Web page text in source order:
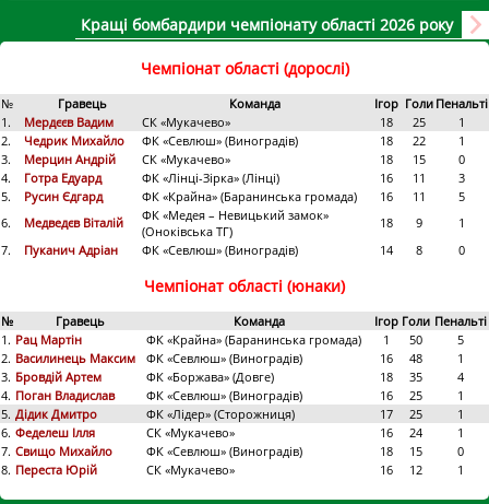
Кращі бомбардири чемпіонату області 2026 року
Чемпіонат області (дорослі)
№ Гравець Команда Ігор Голи Пенальті
1.
Мердєєв Вадим СК «Мукачево» 18 25
1
2.
Чедрик Михайло ФК «Севлюш» (Виноградів) 18 22
1
3.
Мерцин Андрій СК «Мукачево» 18 15
0
4.
Готра Едуард ФК «Лінці-Зірка» (Лінці) 16 11
3
5.
Русин Єдгард ФК «Крайна» (Баранинська громада) 16 11
5
6.
Медведєв Віталій
ФК «Медея – Невицький замок»
(Оноківська ТГ)
18 9
1
7.
Пуканич Адріан ФК «Севлюш» (Виноградів) 14 8 0
Чемпіонат області (юнаки)
№ Гравець Команда Ігор Голи Пенальті
1. Рац Мартін ФК «Крайна» (Баранинська громада) 1 50
5
2. Василинець Максим ФК «Севлюш» (Виноградів) 16 48
1
3. Бровдій Артем ФК «Боржава» (Довге) 18 35
4
4. Поган Владислав ФК «Севлюш» (Виноградів) 16 25
1
5. Дідик Дмитро ФК «Лідер» (Сторожниця) 17 25
1
6. Феделеш Ілля СК «Мукачево» 16 24
1
7. Свищо Михайло ФК «Севлюш» (Виноградів) 18 15
0
8. Переста Юрій СК «Мукачево» 16 12 1